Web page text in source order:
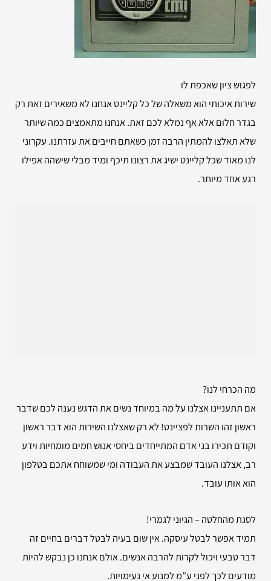
לפגוש ציון שאכפת לו
שירות איכותי הוא משאלה של כל קליינט אנחנו לא משאירים זאת רק
בגדר חלום אלא אף נמלא לכם זאת. אנחנו מתאמצים כמה שיותר
שלא תאלצו להמתין הרבה זמן כשאתם חייבים את עזרתנו. עקרוני
לנו מאוד שכל קליינט ישיג את רצונו תיכף ומיד מבלי שישהה אפילו
רגע אחד מיותר.
מה הכרחי לנו?
אם תתעניינו אצלנו על מה במיוחד נשים את הדגש נענה לכם שדבר
ראשון זהו השרות לפציינט! לא רק שאצלנו השירות הוא דבר ראשון
וקודם תכירו בני אדם המתייחדים ביחסי אנוש חמים מומחיות וידע
רב, אצלנו העובד שמבצע את העבודה ומי שמשוחח אתכם בטלפון
הוא אותו עובד.
לסגת מהחלטה – הגיוני לגמרי!
תמיד אפשר לבטל עיסקה. אין שום בעיה לבטל דברים בחיים זה
דבר טבעי ויכול לקרות להרבה אנשים. אולם אנחנו כן נבקש להיות
מודעים לכך לפני ע”מ למנוע אי נעימויות.